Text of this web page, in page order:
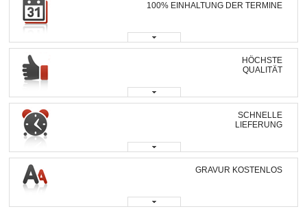
100% EINHALTUNG DER TERMINE
HÖCHSTE
QUALITÄT
SCHNELLE
LIEFERUNG
GRAVUR KOSTENLOS